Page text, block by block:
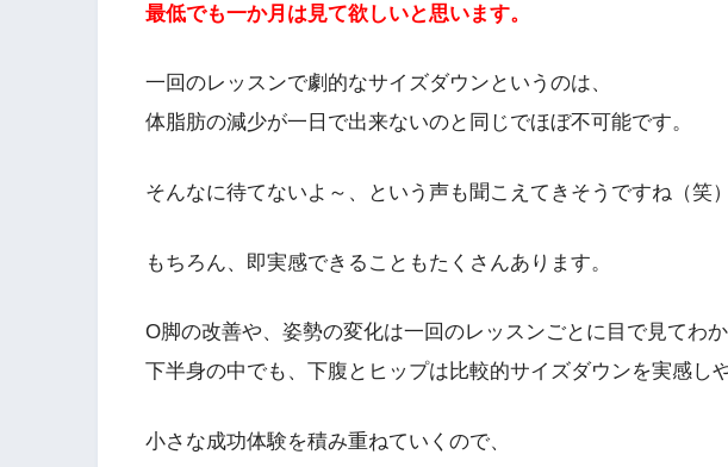
最低でも一か月は見て欲しいと思います。
一回のレッスンで劇的なサイズダウンというのは、
体脂肪の減少が一日で出来ないのと同じでほぼ不可能です。
そんなに待てないよ～、という声も聞こえてきそうですね（笑）
もちろん、即実感できることもたくさんあります。
O脚の改善や、姿勢の変化は一回のレッスンごとに目で見てわ
下半身の中でも、下腹とヒップは比較的サイズダウンを実感し
小さな成功体験を積み重ねていくので、